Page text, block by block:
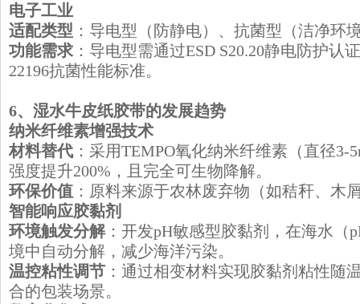
​电子工业
适配类型 ：导电型（防静电）、抗菌型（洁净环
功能需求 ：导电型需通过ESD S20.20静电防护认
22196抗菌性能标准。
​6、湿水牛皮纸胶带的发展趋势
​纳米纤维素增强技术
材料替代 ：采用TEMPO氧化纳米纤维素（直径
强度提升200%，且完全可生物降解。
环保价值 ：原料来源于农林废弃物（如秸秆、木
​智能响应胶黏剂
环境触发分解：开发pH敏感型胶黏剂，在海水（
境中自动分解，减少海洋污染。
温控粘性调节 ：通过相变材料实现胶黏剂粘性随
合的包装场景。